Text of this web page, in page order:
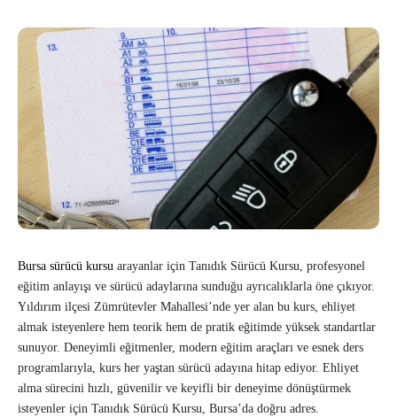
Bursa sürücü kursu arayanlar için Tanıdık Sürücü Kursu, profesyonel
eğitim anlayışı ve sürücü adaylarına sunduğu ayrıcalıklarla öne çıkıyor.
Yıldırım ilçesi Zümrütevler Mahallesi’nde yer alan bu kurs, ehliyet
almak isteyenlere hem teorik hem de pratik eğitimde yüksek standartlar
sunuyor. Deneyimli eğitmenler, modern eğitim araçları ve esnek ders
programlarıyla, kurs her yaştan sürücü adayına hitap ediyor. Ehliyet
alma sürecini hızlı, güvenilir ve keyifli bir deneyime dönüştürmek
isteyenler için Tanıdık Sürücü Kursu, Bursa’da doğru adres.